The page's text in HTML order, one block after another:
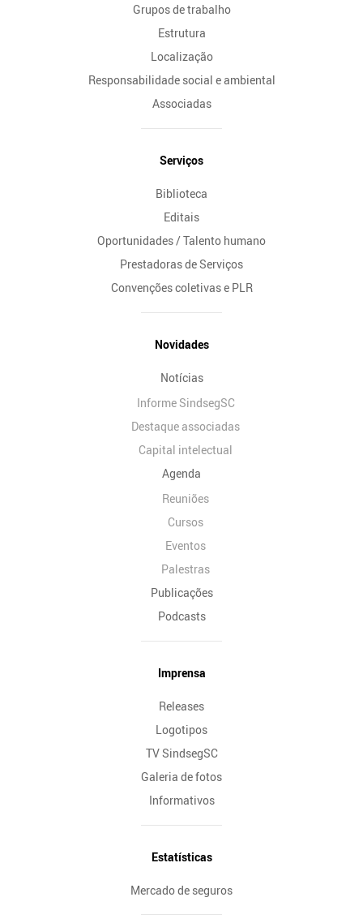
Grupos de trabalho
Estrutura
Localização
Responsabilidade social e ambiental
Associadas
Serviços
Biblioteca
Editais
Oportunidades / Talento humano
Prestadoras de Serviços
Convenções coletivas e PLR
Novidades
Notícias
Informe SindsegSC
Destaque associadas
Capital intelectual
Agenda
Reuniões
Cursos
Eventos
Palestras
Publicações
Podcasts
Imprensa
Releases
Logotipos
TV SindsegSC
Galeria de fotos
Informativos
Estatísticas
Mercado de seguros